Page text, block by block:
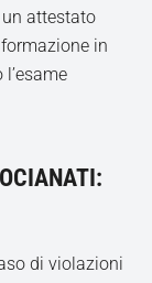
un attestato
in
di violazioni